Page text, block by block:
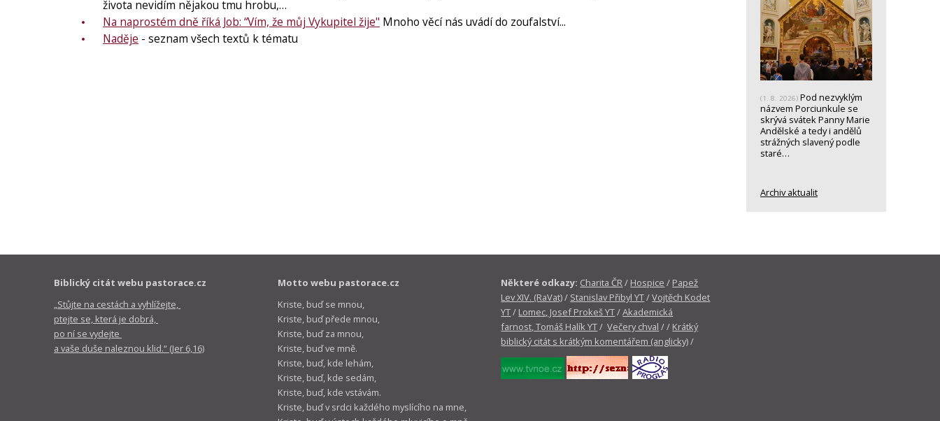
života nevidím nějakou tmu hrobu,…
Na naprostém dně říká Job: “Vím, že můj Vykupitel žije" Mnoho věcí nás uvádí do zoufalství...
Naděje - seznam všech textů k tématu
(1. 8. 2026) Pod nezvyklým
názvem Porciunkule se
skrývá svátek Panny Marie
Andělské a tedy i andělů
strážných slavený podle
staré…
Archiv aktualit
Biblický citát webu pastorace.cz
„Stůjte na cestách a vyhlížejte,
ptejte se, která je dobrá,
po ní se vydejte
a vaše duše naleznou klid.“ (Jer 6,16)
Motto webu pastorace.cz
Kriste, buď se mnou,
Kriste, buď přede mnou,
Kriste, buď za mnou,
Kriste, buď ve mně.
Kriste, buď, kde lehám,
Kriste, buď, kde sedám,
Kriste, buď, kde vstávám.
Kriste, buď v srdci každého myslícího na mne,
Některé odkazy: Charita ČR/ Hospice / Papež
Lev XIV. (RaVat)/ Stanislav Přibyl YT/Vojtěch Kodet
YT/ Lomec, Josef Prokeš YT/Akademická
farnost, Tomáš Halík YT/Večery chval / / Krátký
biblický citát s krátkým komentářem (anglicky)/